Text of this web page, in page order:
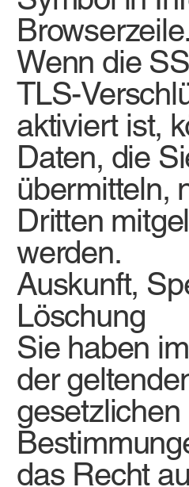
Browserzeile.
Wenn die
TLS-
aktiviert ist,
Daten, die
übermitteln,
Dritten
werden.
Auskunft,
Löschung
Sie haben
der
gesetzlichen
das Recht